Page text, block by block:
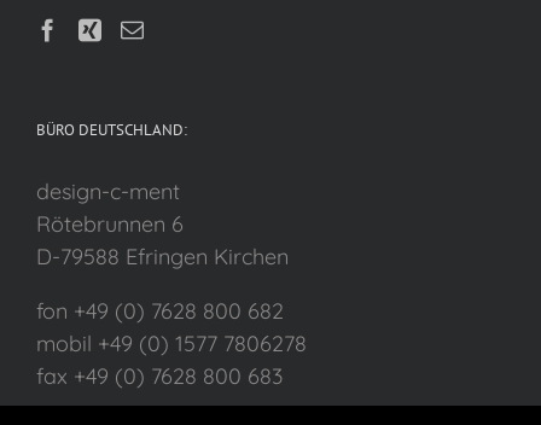
BÜRO DEUTSCHLAND:
design-c-ment
Rötebrunnen 6
D-79588 Efringen Kirchen
fon +49 (0) 7628 800 682
mobil +49 (0) 1577 7806278
fax +49 (0) 7628 800 683